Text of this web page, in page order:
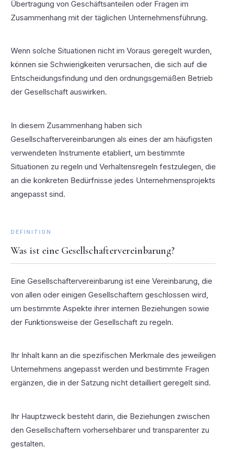
Übertragung von Geschäftsanteilen oder Fragen im
Zusammenhang mit der täglichen Unternehmensführung.
Wenn solche Situationen nicht im Voraus geregelt wurden,
können sie Schwierigkeiten verursachen, die sich auf die
Entscheidungsfindung und den ordnungsgemäßen Betrieb
der Gesellschaft auswirken.
In diesem Zusammenhang haben sich
Gesellschaftervereinbarungen als eines der am häufigsten
verwendeten Instrumente etabliert, um bestimmte
Situationen zu regeln und Verhaltensregeln festzulegen, die
an die konkreten Bedürfnisse jedes Unternehmensprojekts
angepasst sind.
DEFINITION
Was ist eine Gesellschaftervereinbarung?
Eine Gesellschaftervereinbarung ist eine Vereinbarung, die
von allen oder einigen Gesellschaftern geschlossen wird,
um bestimmte Aspekte ihrer internen Beziehungen sowie
der Funktionsweise der Gesellschaft zu regeln.
Ihr Inhalt kann an die spezifischen Merkmale des jeweiligen
Unternehmens angepasst werden und bestimmte Fragen
ergänzen, die in der Satzung nicht detailliert geregelt sind.
Ihr Hauptzweck besteht darin, die Beziehungen zwischen
den Gesellschaftern vorhersehbarer und transparenter zu
gestalten.